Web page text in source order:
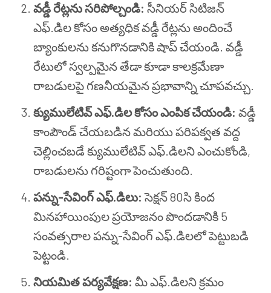
వడ్డీ రేట్లను సరిపోల్చండి: సీనియర్ సిటిజన్
ఎఫ్.డిల కోసం అత్యధిక వడ్డీ రేట్లను అందించే
బ్యాంకులను కనుగొనడానికి షాప్ చేయండి. వడ్డీ
రేటులో స్వల్పమైన తేడా కూడా కాలక్రమేణా
రాబడులపై గణనీయమైన ప్రభావాన్ని చూపవచ్చు.
క్యుములేటివ్ ఎఫ్.డిల కోసం ఎంపిక చేయండి: వడ్డీ
కాంపౌండ్ చేయబడిన మరియు పరిపక్వత వద్ద
చెల్లించబడే క్యుములేటివ్ ఎఫ్.డిలని ఎంచుకోండి,
రాబడులను గరిష్టంగా పెంచుతుంది.
పన్ను-సేవింగ్ ఎఫ్.డిలు:సెక్షన్ 80సి కింద
మినహాయింపుల ప్రయోజనం పొందడానికి 5
సంవత్సరాల పన్ను-సేవింగ్ ఎఫ్.డిలలో పెట్టుబడి
పెట్టండి.
నియమిత పర్యవేక్షణ: మీ ఎఫ్.డిలని క్రమం